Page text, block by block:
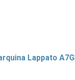
Lappato A7GI